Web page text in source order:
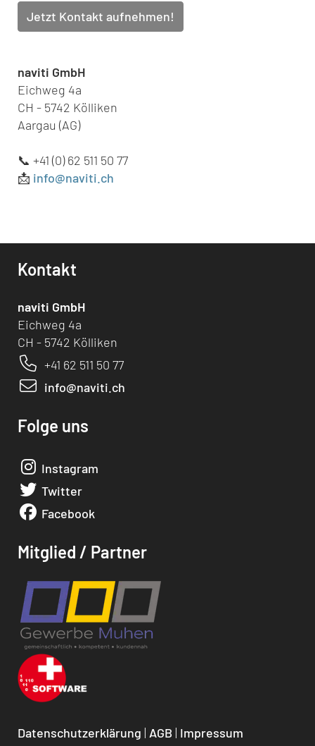
Jetzt Kontakt aufnehmen!
naviti GmbH
Eichweg 4a
CH - 5742 Kölliken
Aargau (AG)
📞 +41 (0) 62 511 50 77
📩 info@naviti.ch
Kontakt
naviti GmbH
Eichweg 4a
CH - 5742 Kölliken
+41 62 511 50 77
info@naviti.ch
Folge uns
Instagram
Twitter
Facebook
Mitglied / Partner
Datenschutzerklärung | AGB | Impressum